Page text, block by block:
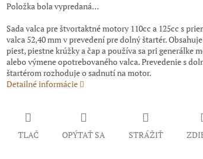
Položka bola vypredaná…
Sada valca pre štvortaktné motory 110cc a 125cc s
valca 52,40 mm v prevedení pre dolný štartér.
piest, piestne krúžky a čap a používa sa pri generálke
alebo výmene opotrebovaného valca. Prevedenie s
štartérom rozhoduje o sadnutí na motor.
Detailné informácie
TLAČ OPÝTAŤ SA STRÁŽIŤ